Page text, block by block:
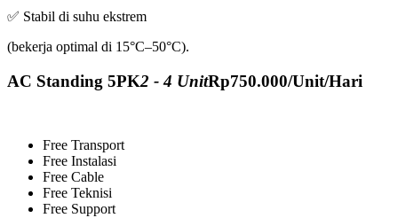
✅ Stabil di suhu ekstrem
(bekerja optimal di 15°C–50°C).
AC Standing 5PK2 - 4 UnitRp750.000/Unit/Hari
Free Transport
Free Instalasi
Free Cable
Free Teknisi
Free Support